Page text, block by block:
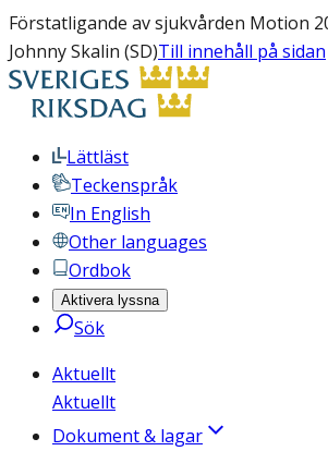
Förstatligande av sjukvården Motion
Johnny Skalin (SD)Till innehåll på sidan
Lättläst
Teckenspråk
In English
Other languages
Ordbok
Aktivera lyssna
Sök
Aktuellt
Aktuellt
Dokument & lagar